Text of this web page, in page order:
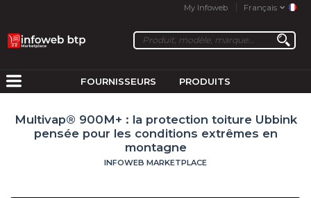
My Infoweb Français
FOURNISSEURS PRODUITS
Multivap® 900M+ : la protection toiture Ubbink
pensée pour les conditions extrêmes en
montagne
INFOWEB MARKETPLACE